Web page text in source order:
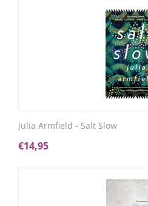
Julia Armfield - Salt Slow
€14,95